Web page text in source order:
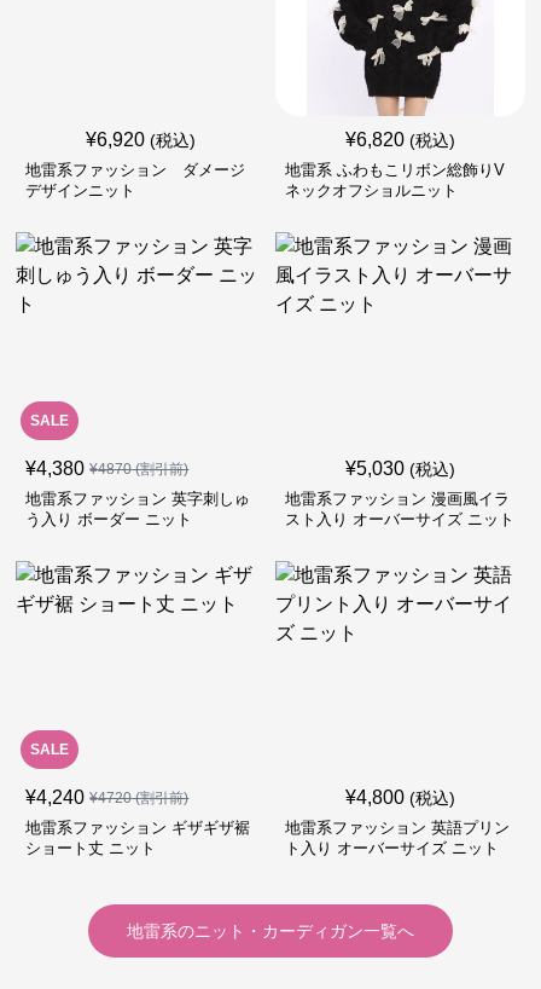
¥6,920 (税込)
地雷系ファッション ダメージ
デザインニット
¥6,820 (税込)
地雷系 ふわもこリボン総飾りV
ネックオフショルニット
SALE
¥4,380 ¥4870(割引前)
地雷系ファッション 英字刺しゅ
う入り ボーダー ニット
¥5,030 (税込)
地雷系ファッション 漫画風イラ
スト入り オーバーサイズ ニット
SALE
¥4,240 ¥4720(割引前)
地雷系ファッション ギザギザ裾
ショート丈 ニット
¥4,800 (税込)
地雷系ファッション 英語プリン
ト入り オーバーサイズ ニット
地雷系のニット・カーディガン一覧へ